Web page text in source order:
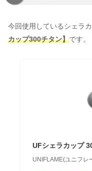
今回使用しているシェラ
カップ300チタン】です。
UFシェラカップ
UNIFLAME(ユニフレ